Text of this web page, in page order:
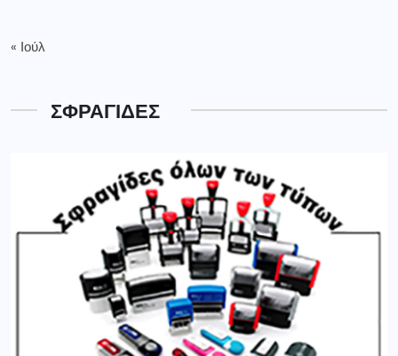
« Ιούλ
ΣΦΡΑΓΙΔΕΣ